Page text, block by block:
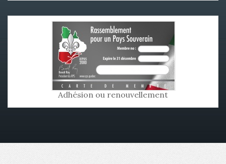
Adhésion ou renouvellement